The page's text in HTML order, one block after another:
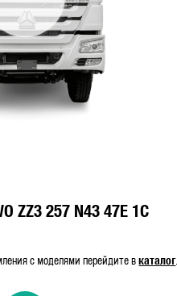
ZZ3 257 N43 47E 1C
с моделями перейдите вкаталог.